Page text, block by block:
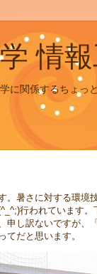
情
に関係するちょっ
。暑さに対する環境
行われています
申し訳ないですが、
てだと思います。